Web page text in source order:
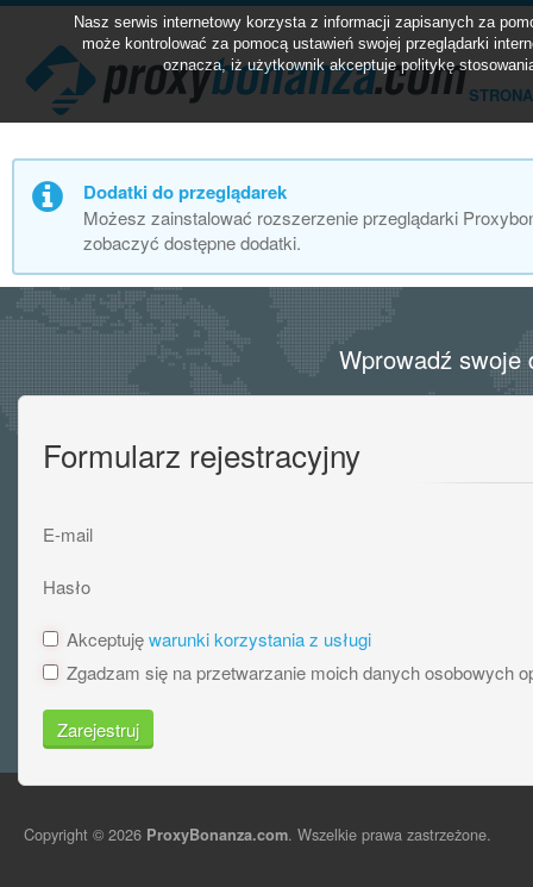
Dodatki do przeglądarek
Możesz zainstalować rozszerzenie przeglądarki
zobaczyć dostępne dodatki.
Wprowadź swoje
Formularz rejestracyjny
E-mail
Hasło
Akceptujęwarunki korzystania z usługi
Zgadzam się na przetwarzanie moich danych osobowych
Zarejestruj
Copyright © 2026 ProxyBonanza.com. Wszelkie prawa zastrzeżone.
Nasz serwis internetowy korzysta z informacji zapisanych za
może kontrolować za pomocą ustawień swojej przeglądarki
oznacza, iż użytkownik akceptuje politykę